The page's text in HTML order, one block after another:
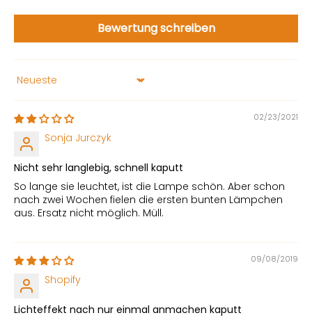
Bewertung schreiben
Sort by
02/23/2021
Sonja Jurczyk
Nicht sehr langlebig, schnell kaputt
So lange sie leuchtet, ist die Lampe schön. Aber schon
nach zwei Wochen fielen die ersten bunten Lämpchen
aus. Ersatz nicht möglich. Müll.
09/08/2019
Shopify
Lichteffekt nach nur einmal anmachen kaputt